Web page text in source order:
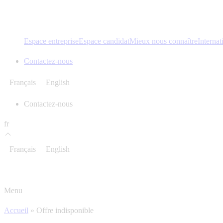
Espace entrepriseEspace candidatMieux nous connaître
Contactez-nous
Français English
Contactez-nous
fr
Français English
Menu
Accueil » Offre indisponible